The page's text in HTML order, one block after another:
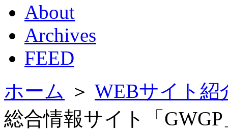
About
Archives
FEED
ホーム ＞ WEBサイト紹
総合情報サイト「GWGP